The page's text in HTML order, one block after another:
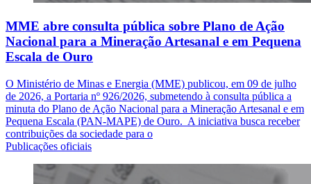
MME abre consulta pública sobre Plano de Ação
Nacional para a Mineração Artesanal e em Pequena
Escala de Ouro
O Ministério de Minas e Energia (MME) publicou, em 09 de julho
de 2026, a Portaria nº 926/2026, submetendo à consulta pública a
minuta do Plano de Ação Nacional para a Mineração Artesanal e em
Pequena Escala (PAN-MAPE) de Ouro. A iniciativa busca receber
contribuições da sociedade para o
Publicações oficiais